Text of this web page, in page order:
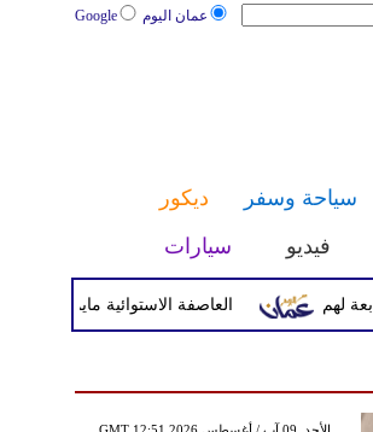
عمان اليوم Google
سياحة وسفر
ديكور
فيديو سيارات
العاصفة الاستوائية مايماي تضرب